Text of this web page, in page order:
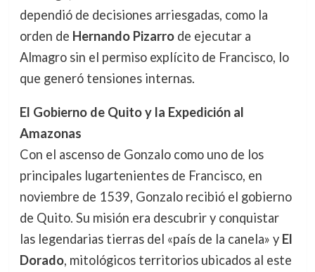
dependió de decisiones arriesgadas, como la
orden de Hernando Pizarrode ejecutar a
Almagro sin el permiso explícito de Francisco, lo
que generó tensiones internas.
El Gobierno de Quito y la Expedición al
Amazonas
Con el ascenso de Gonzalo como uno de los
principales lugartenientes de Francisco, en
noviembre de 1539, Gonzalo recibió el gobierno
de Quito. Su misión era descubrir y conquistar
las legendarias tierras del «país de la canela» y El
Dorado, mitológicos territorios ubicados al este